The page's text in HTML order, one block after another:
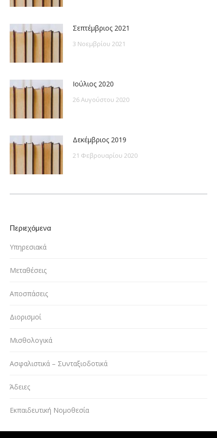
Σεπτέμβριος 2021
3 Νοεμβρίου 2021
Ιούλιος 2020
26 Αυγούστου 2020
Δεκέμβριος 2019
21 Φεβρουαρίου 2020
Περιεχόμενα
Υπηρεσιακά
Μεταθέσεις
Αποσπάσεις
Διορισμοί
Μισθολογικά
Ασφαλιστικά – Συνταξιοδοτικά
Άδειες
Εκπαιδευτική Νομοθεσία